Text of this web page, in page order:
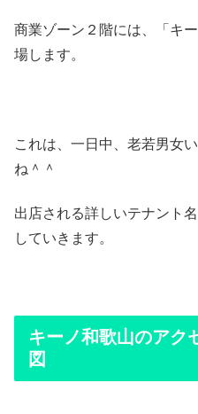
商業ゾーン２階には、「キ
場します。
これは、一日中、老若男女
ね＾＾
出店される詳しいテナント
していきます。
キーノ和歌山のアク
図